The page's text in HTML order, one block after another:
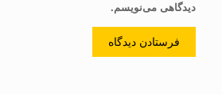
دیدگاهی می‌نویسم.